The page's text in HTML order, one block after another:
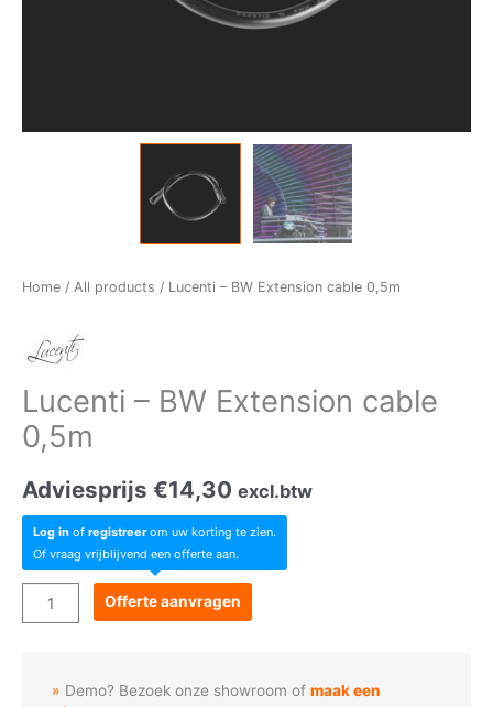
Home / All products / Lucenti – BW Extension cable 0,5m
Lucenti – BW Extension cable
0,5m
Adviesprijs €14,30 excl.btw
Log in of registreerom uw korting te zien.
Of vraag vrijblijvend een offerte aan.
Lucenti
-
Offerte aanvragen
Demo? Bezoek onze showroom ofmaak een